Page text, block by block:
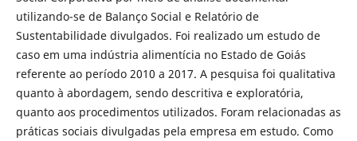
utilizando-se de Balanço Social e Relatório de
Sustentabilidade divulgados. Foi realizado um estudo de
caso em uma indústria alimentícia no Estado de Goiás
referente ao período 2010 a 2017. A pesquisa foi qualitativa
quanto à abordagem, sendo descritiva e exploratória,
quanto aos procedimentos utilizados. Foram relacionadas as
práticas sociais divulgadas pela empresa em estudo. Como